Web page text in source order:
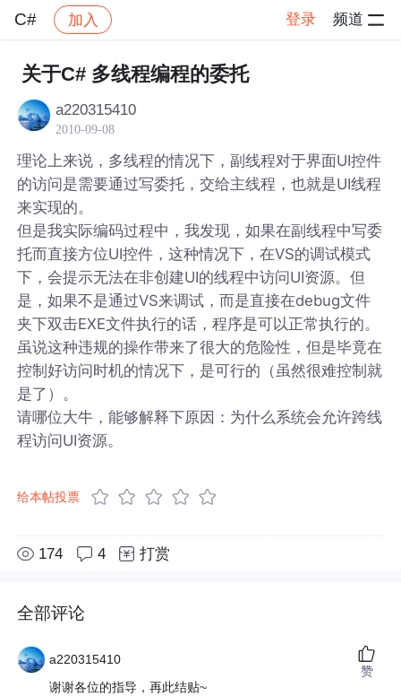
C# 加入 登录 频道
社区 C# 帖子详情
关于C# 多线程编程的委托
a220315410
2010-09-08
理论上来说，多线程的情况下，副线程对于界面UI控件
的访问是需要通过写委托，交给主线程，也就是UI线程
来实现的。
但是我实际编码过程中，我发现，如果在副线程中写委
托而直接方位UI控件，这种情况下，在VS的调试模式
下，会提示无法在非创建UI的线程中访问UI资源。但
是，如果不是通过VS来调试，而是直接在debug文件
夹下双击EXE文件执行的话，程序是可以正常执行的。
虽说这种违规的操作带来了很大的危险性，但是毕竟在
控制好访问时机的情况下，是可行的（虽然很难控制就
是了）。
请哪位大牛，能够解释下原因：为什么系统会允许跨线
程访问UI资源。
给本帖投票
174 4 打赏
全部评论
a220315410
谢谢各位的指导，再此结贴~
赞